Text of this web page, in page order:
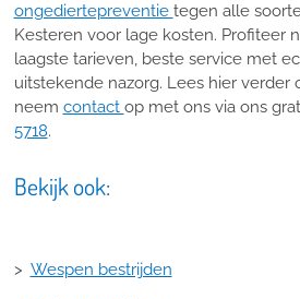
ongediertepreventie tegen alle
Kesteren voor lage kosten. Profiteer
laagste tarieven, beste service met
uitstekende nazorg. Lees hier verder
neem contact op met ons via ons
5718.
Bekijk ook:
> Wespen bestrijden